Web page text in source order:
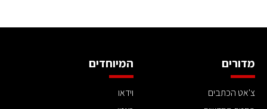
מדורים
צ'אט הכתבים
המיוחדים
וידאו